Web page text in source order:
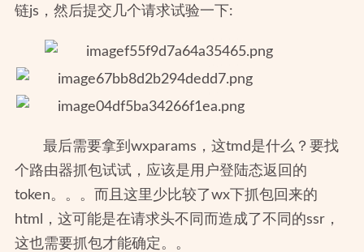
链js，然后提交几个请求试验一下:
最后需要拿到wxparams，这tmd是什么？要找
个路由器抓包试试，应该是用户登陆态返回的
token。。。而且这里少比较了wx下抓包回来的
html，这可能是在请求头不同而造成了不同的ssr，
这也需要抓包才能确定。。